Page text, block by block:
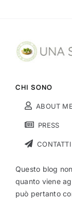
CHI SONO
ABOUT ME
PRESS
CONTATTI
Questo blog
quanto viene
può pertanto